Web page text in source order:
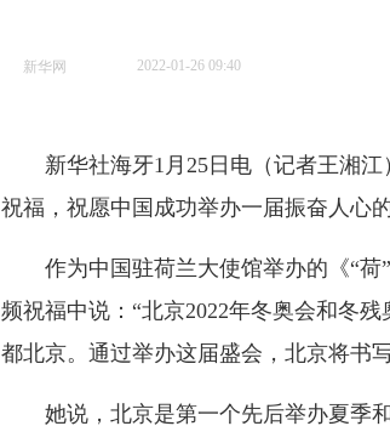
新华网 2022-01-26 09:40
新华社海牙1月25日电（记者王湘江
祝福，祝愿中国成功举办一届振奋人心
作为中国驻荷兰大使馆举办的《“荷”
频祝福中说：“北京2022年冬奥会和冬
都北京。通过举办这届盛会，北京将书
她说，北京是第一个先后举办夏季和